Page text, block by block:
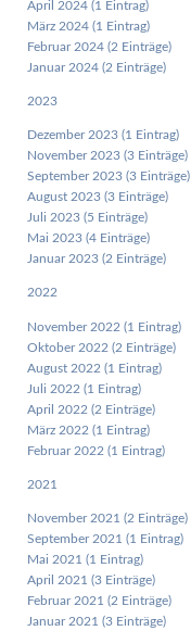
April 2024 (1 Eintrag)
März 2024 (1 Eintrag)
Februar 2024 (2 Einträge)
Januar 2024 (2 Einträge)
2023
Dezember 2023 (1 Eintrag)
November 2023 (3 Einträge)
September 2023 (3 Einträge)
August 2023 (3 Einträge)
Juli 2023 (5 Einträge)
Mai 2023 (4 Einträge)
Januar 2023 (2 Einträge)
2022
November 2022 (1 Eintrag)
Oktober 2022 (2 Einträge)
August 2022 (1 Eintrag)
Juli 2022 (1 Eintrag)
April 2022 (2 Einträge)
März 2022 (1 Eintrag)
Februar 2022 (1 Eintrag)
2021
November 2021 (2 Einträge)
September 2021 (1 Eintrag)
Mai 2021 (1 Eintrag)
April 2021 (3 Einträge)
Februar 2021 (2 Einträge)
Januar 2021 (3 Einträge)